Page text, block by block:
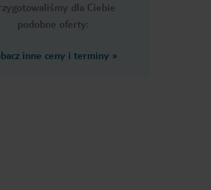
dla Ciebie
podobne oferty:
inne ceny i terminy »